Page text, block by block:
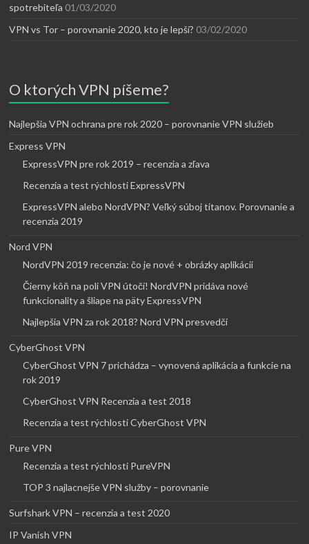
spotrebiteľa 01/03/2020
VPN vs Tor – porovnanie 2020, kto je lepší? 03/02/2020
O ktorých VPN píšeme?
Najlepšia VPN ochrana pre rok 2020 – porovnanie VPN služieb
Express VPN
ExpressVPN pre rok 2019 – recenzia a zľava
Recenzia a test rýchlosti ExpressVPN
ExpressVPN alebo NordVPN? Veľký súboj titanov. Porovnanie a
recenzia 2019
Nord VPN
NordVPN 2019 recenzia: čo je nové + obrázky aplikácií
Čierny kôň na poli VPN útočí! NordVPN pridáva nové
funkcionality a šliape na päty ExpressVPN
Najlepšia VPN za rok 2018? Nord VPN presvedčí
CyberGhost VPN
CyberGhost VPN 7 prichádza – vynovená aplikácia a funkcie na
rok 2019
CyberGhost VPN Recenzia a test 2018
Recenzia a test rýchlosti CyberGhost VPN
Pure VPN
Recenzia a test rýchlosti PureVPN
TOP 3 najlacnejše VPN služby – porovnanie
Surfshark VPN – recenzia a test 2020
IP Vanish VPN